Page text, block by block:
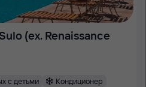
(ex. Renaissance
с детьми
Кондиционер